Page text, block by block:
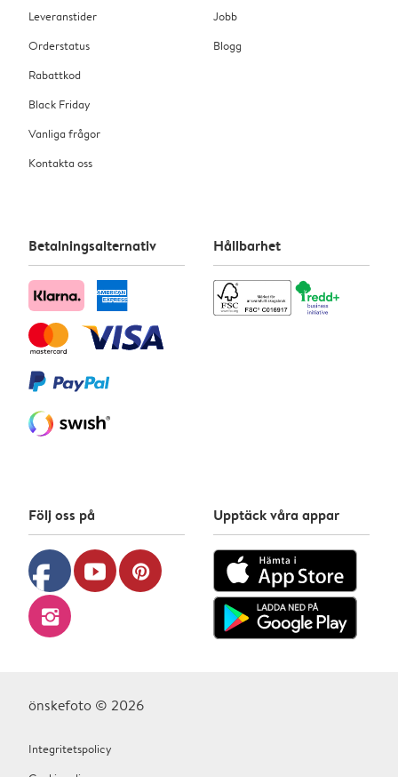
Leveranstider
Orderstatus
Rabattkod
Black Friday
Vanliga frågor
Kontakta oss
Jobb
Blogg
Betalningsalternativ Hållbarhet
Följ oss på
facebook youtube pinterest
instagram
Upptäck våra appar
önskefoto © 2026
Integritetspolicy